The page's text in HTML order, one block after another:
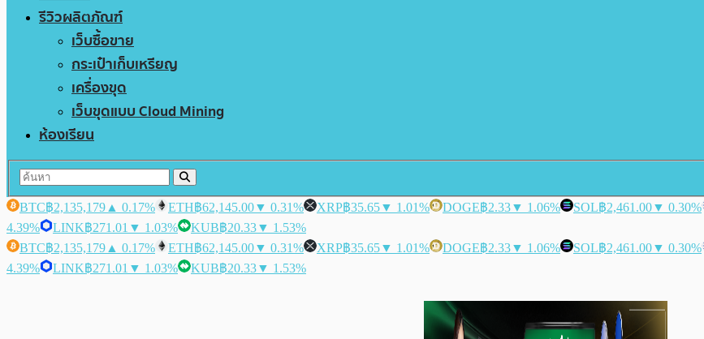
รีวิวผลิตภัณฑ์
เว็บซื้อขาย
กระเป๋าเก็บเหรียญ
เครื่องขุด
เว็บขุดแบบ Cloud Mining
ห้องเรียน
BTC฿2,135,179 ▲ 0.17% ETH฿62,145.00▼ 0.31% XRP฿35.65▼ 1.01% DOGE฿2.33▼ 1.06% SOL฿2,461.00▼ 0.30%
4.39%
LINK฿271.01 ▼ 1.03% KUB฿20.33▼ 1.53%
BTC฿2,135,179 ▲ 0.17% ETH฿62,145.00▼ 0.31% XRP฿35.65▼ 1.01% DOGE฿2.33▼ 1.06% SOL฿2,461.00▼ 0.30%
4.39%
LINK฿271.01 ▼ 1.03% KUB฿20.33▼ 1.53%